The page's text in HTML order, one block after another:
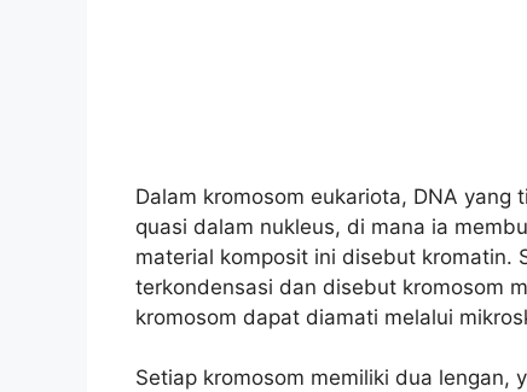
Dalam kromosom eukariota, DNA
quasi dalam nukleus, di mana ia
material komposit ini disebut kromatin.
terkondensasi dan disebut kromosom
kromosom dapat diamati melalui
Setiap kromosom memiliki dua lengan,